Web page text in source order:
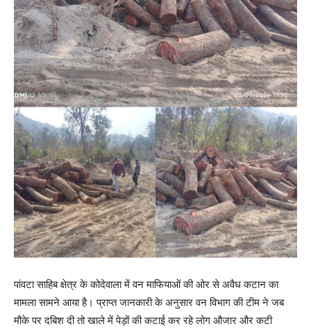
पांवटा साहिब क्षेत्र के कोदेवाला में वन माफियाओं की ओर से अवैध कटान का
मामला सामने आया है। प्राप्त जानकारी के अनुसार वन विभाग की टीम ने जब
मौके पर दबिश दी तो खाले में पेड़ों की कटाई कर रहे लोग औजार और कटी